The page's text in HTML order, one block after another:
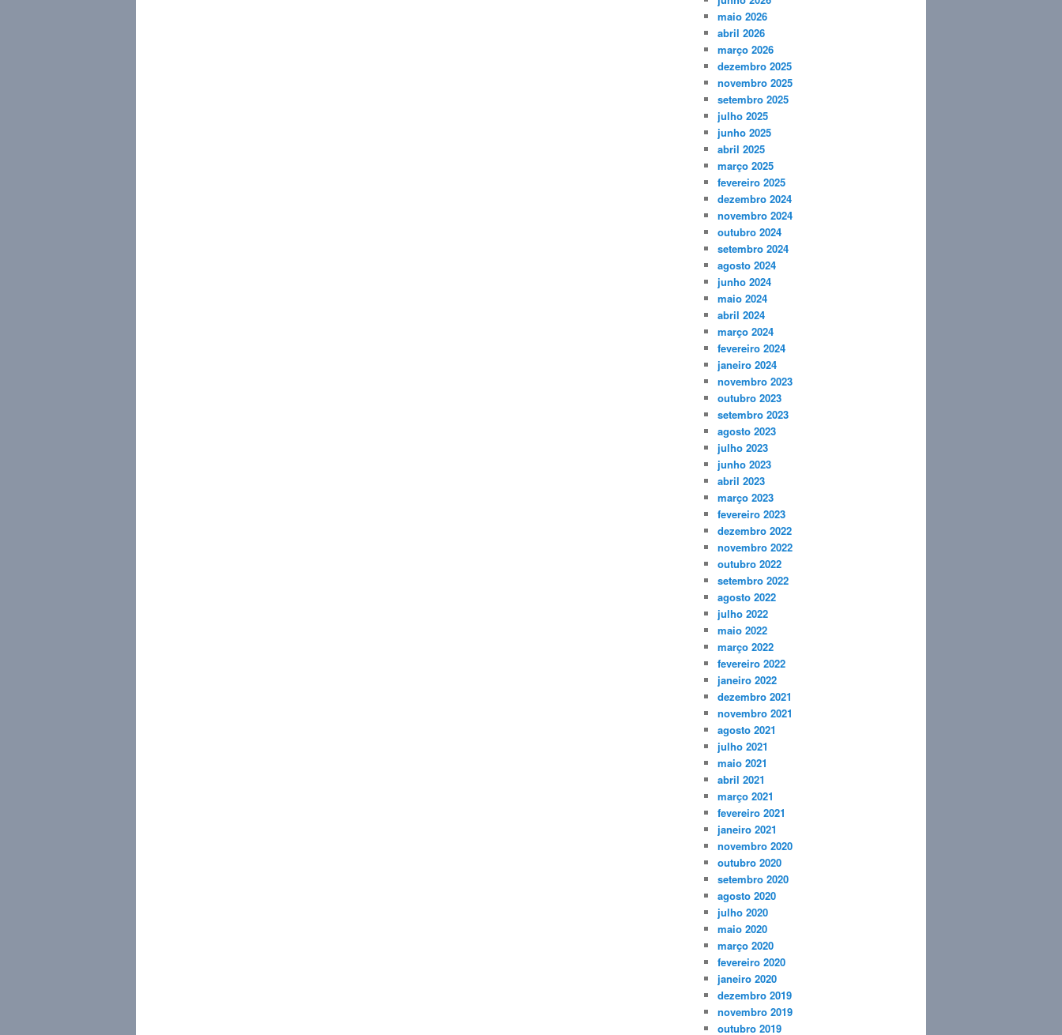
maio 2026
abril 2026
março 2026
dezembro 2025
novembro 2025
setembro 2025
julho 2025
junho 2025
abril 2025
março 2025
fevereiro 2025
dezembro 2024
novembro 2024
outubro 2024
setembro 2024
agosto 2024
junho 2024
maio 2024
abril 2024
março 2024
fevereiro 2024
janeiro 2024
novembro 2023
outubro 2023
setembro 2023
agosto 2023
julho 2023
junho 2023
abril 2023
março 2023
fevereiro 2023
dezembro 2022
novembro 2022
outubro 2022
setembro 2022
agosto 2022
julho 2022
maio 2022
março 2022
fevereiro 2022
janeiro 2022
dezembro 2021
novembro 2021
agosto 2021
julho 2021
maio 2021
abril 2021
março 2021
fevereiro 2021
janeiro 2021
novembro 2020
outubro 2020
setembro 2020
agosto 2020
julho 2020
maio 2020
março 2020
fevereiro 2020
janeiro 2020
dezembro 2019
novembro 2019
outubro 2019